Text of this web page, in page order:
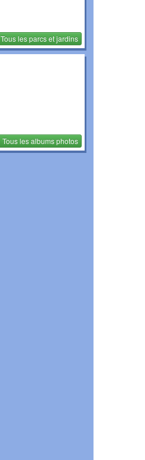
Tous les parcs et jardins
Tous les albums photos